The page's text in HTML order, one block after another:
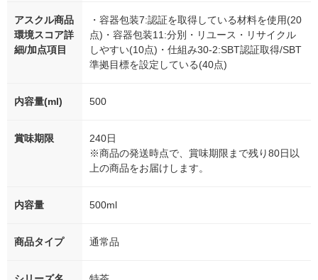
アスクル商品
環境スコア詳
細/加点項目
・容器包装7:認証を取得している材料を使用(20
点)・容器包装11:分別・リユース・リサイクル
しやすい(10点)・仕組み30-2:SBT認証取得/SBT
準拠目標を設定している(40点)
内容量(ml) 500
賞味期限
240日
※商品の発送時点で、賞味期限まで残り80日以
上の商品をお届けします。
内容量 500ml
商品タイプ 通常品